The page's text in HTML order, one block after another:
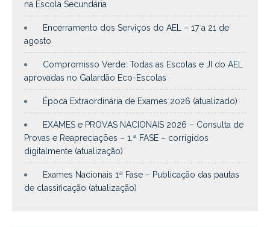
na Escola Secundária
Encerramento dos Serviços do AEL – 17 a 21 de
agosto
Compromisso Verde: Todas as Escolas e JI do AEL
aprovadas no Galardão Eco-Escolas
Época Extraordinária de Exames 2026 (atualizado)
EXAMES e PROVAS NACIONAIS 2026 – Consulta de
Provas e Reapreciações – 1.ª FASE – corrigidos
digitalmente (atualização)
Exames Nacionais 1ª Fase – Publicação das pautas
de classificação (atualização)